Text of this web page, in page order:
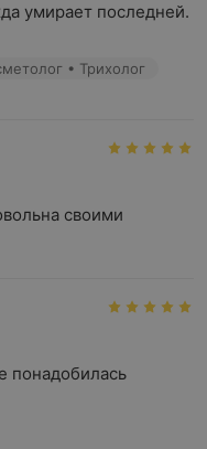
умирает последней.
• Трихолог
своими
понадобилась